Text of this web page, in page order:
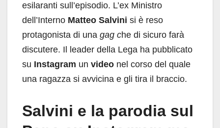
esilaranti sull’episodio. L’ex Ministro
dell’Interno Matteo Salvini si è reso
protagonista di una gag che di sicuro farà
discutere. Il leader della Lega ha pubblicato
su Instagram un video nel corso del quale
una ragazza si avvicina e gli tira il braccio.
Salvini e la parodia sul